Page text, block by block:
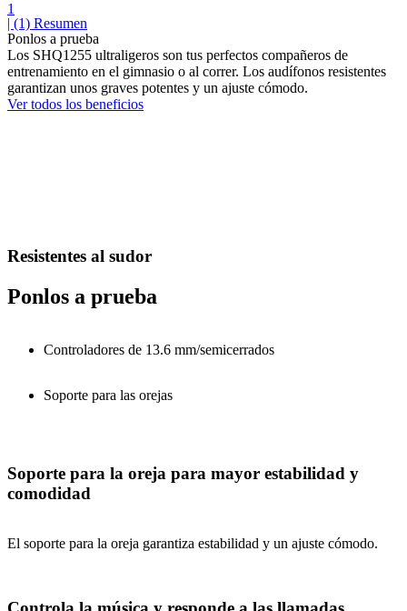
1
| (1) Resumen
Ponlos a prueba
Los SHQ1255 ultraligeros son tus perfectos compañeros de
entrenamiento en el gimnasio o al correr. Los audífonos resistentes
garantizan unos graves potentes y un ajuste cómodo.
Ver todos los beneficios
Resistentes al sudor
Ponlos a prueba
Controladores de 13.6 mm/semicerrados
Soporte para las orejas
Soporte para la oreja para mayor estabilidad y
comodidad
El soporte para la oreja garantiza estabilidad y un ajuste cómodo.